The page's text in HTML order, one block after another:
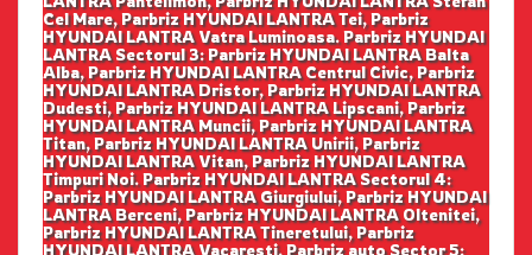
Cel Mare, Parbriz HYUNDAI LANTRA Tei, Parbriz
HYUNDAI LANTRA Vatra Luminoasa. Parbriz HYUNDAI
LANTRA Sectorul 3: Parbriz HYUNDAI LANTRA Balta
Alba, Parbriz HYUNDAI LANTRA Centrul Civic, Parbriz
HYUNDAI LANTRA Dristor, Parbriz HYUNDAI LANTRA
Dudesti, Parbriz HYUNDAI LANTRA Lipscani, Parbriz
HYUNDAI LANTRA Muncii, Parbriz HYUNDAI LANTRA
Titan, Parbriz HYUNDAI LANTRA Unirii, Parbriz
HYUNDAI LANTRA Vitan, Parbriz HYUNDAI LANTRA
Timpuri Noi. Parbriz HYUNDAI LANTRA Sectorul 4:
Parbriz HYUNDAI LANTRA Giurgiului, Parbriz HYUNDAI
LANTRA Berceni, Parbriz HYUNDAI LANTRA Oltenitei,
Parbriz HYUNDAI LANTRA Tineretului, Parbriz
HYUNDAI LANTRA Vacaresti. Parbriz auto Sector 5: